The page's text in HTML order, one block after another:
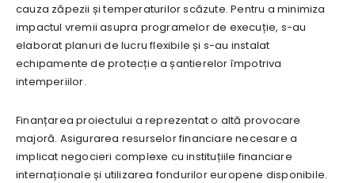
cauza zăpezii și temperaturilor scăzute. Pentru a minimiza
impactul vremii asupra programelor de execuție, s-au
elaborat planuri de lucru flexibile și s-au instalat
echipamente de protecție a șantierelor împotriva
intemperiilor.
Finanțarea proiectului a reprezentat o altă provocare
majoră. Asigurarea resurselor financiare necesare a
implicat negocieri complexe cu instituțiile financiare
internaționale și utilizarea fondurilor europene disponibile.